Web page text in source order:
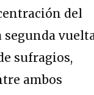
del
segunda
sufragios,
ambos